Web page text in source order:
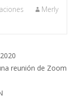
Merly
reunión de Zoom